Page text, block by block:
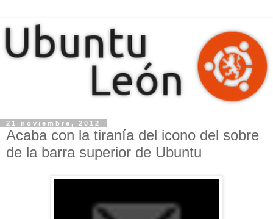
21 noviembre, 2012
Acaba con la tiranía del icono del sobre
de la barra superior de Ubuntu